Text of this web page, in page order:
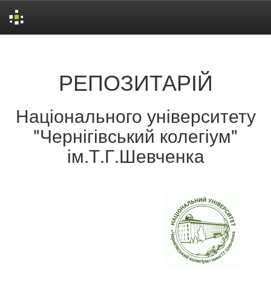
РЕПОЗИТАРІЙ
Національного університету
"Чернігівський колегіум"
ім.Т.Г.Шевченка